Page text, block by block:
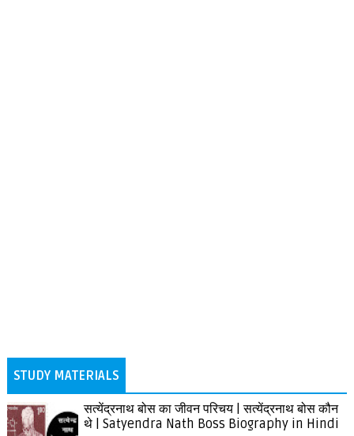
STUDY MATERIALS
सत्येंद्रनाथ बोस का जीवन परिचय | सत्येंद्रनाथ बोस कौन
थे | Satyendra Nath Boss Biography in Hindi